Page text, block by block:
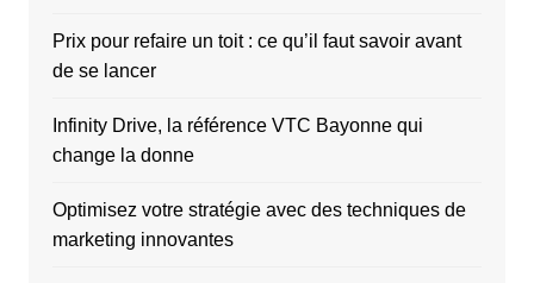
Prix pour refaire un toit : ce qu’il faut savoir avant
de se lancer
Infinity Drive, la référence VTC Bayonne qui
change la donne
Optimisez votre stratégie avec des techniques de
marketing innovantes